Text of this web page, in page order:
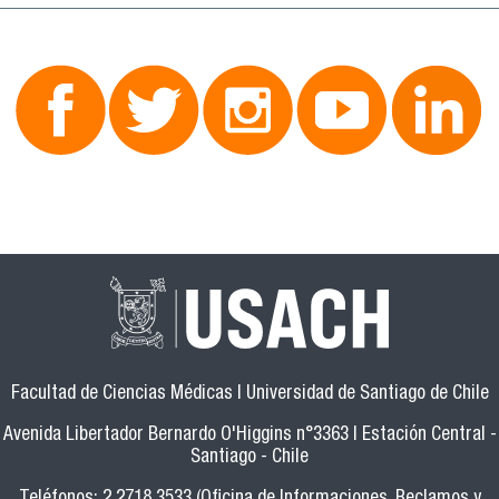
Facultad de Ciencias Médicas | Universidad de Santiago de Chile
Avenida Libertador Bernardo O'Higgins n°3363 | Estación Central -
Santiago - Chile